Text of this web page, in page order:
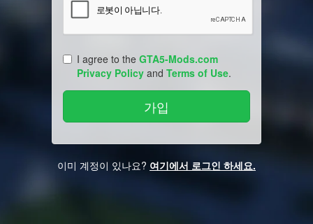
I agree to the GTA5-Mods.com
Privacy Policy and Terms of Use.
이미 계정이 있나요? 여기에서 로그인 하세요.